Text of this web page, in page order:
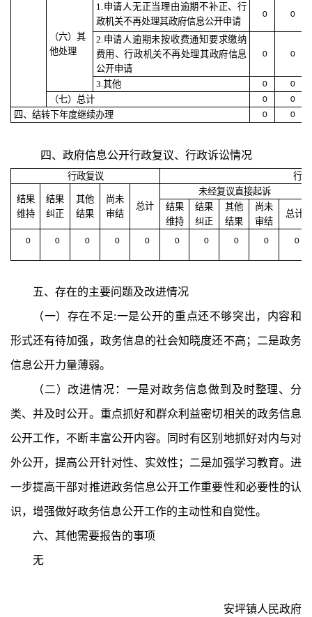
（六）其
他处理
1. 申请人无正当理由逾期不补正、行
政机关不再处理其政府信息公开申请
0 0
2. 申请人逾期未按收费通知要求缴纳
费用、行政机关不再处理其政府信息
公开申请
0 0
3. 其他 0 0
（七）总计 0 0
四、结转下年度继续办理 0 0
四、政府信息公开行政复议、行政诉讼情况
行政复议 行
结果
维持
结果
纠正
其他
结果
尚未
审结
总计
未经复议直接起诉
结果
维持
结果
纠正
其他
结果
尚未
审结
总计
0 0 0 0 0 0 0 0 0 0
五、存在的主要问题及改进情况
（一）存在不足:一是公开的重点还不够突出，内容和
形式还有待加强，政务信息的社会知晓度还不高；二是政务
信息公开力量薄弱。
（二）改进情况：一是对政务信息做到及时整理、分
类、并及时公开。重点抓好和群众利益密切相关的政务信息
公开工作，不断丰富公开内容。同时有区别地抓好对内与对
外公开，提高公开针对性、实效性；二是加强学习教育。进
一步提高干部对推进政务信息公开工作重要性和必要性的认
识，增强做好政务信息公开工作的主动性和自觉性。
六、其他需要报告的事项
无
安坪镇人民政府